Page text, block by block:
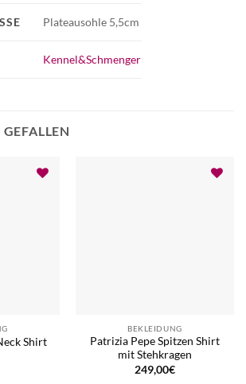
Kennel&Schmenger
Plateausohle 5,5cm
Shirt
BEKLEIDUNG
Patrizia Pepe Spitzen Shirt
mit Stehkragen
249,00€